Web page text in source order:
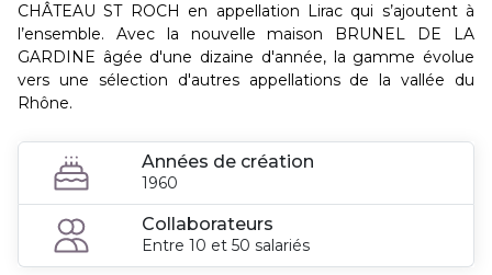
CHÂTEAU ST ROCH en appellation Lirac qui s’ajoutent à
l’ensemble. Avec la nouvelle maison BRUNEL DE LA
GARDINE âgée d'une dizaine d'année, la gamme évolue
vers une sélection d'autres appellations de la vallée du
Rhône.
Années de création
1960
Collaborateurs
Entre 10 et 50 salariés